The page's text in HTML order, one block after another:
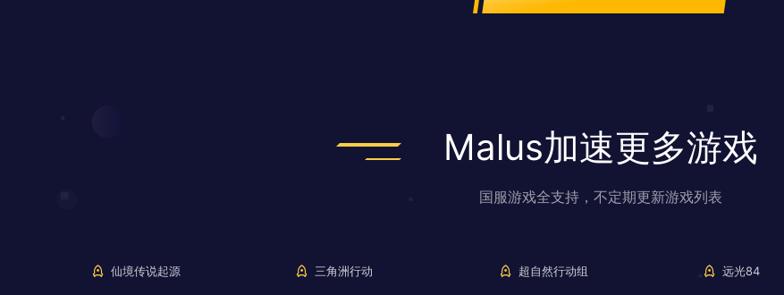
Malus加速更多游戏
国服游戏全支持，不定期更新游戏列表
仙境传说起源 三角洲行动 超自然行动组 远光84